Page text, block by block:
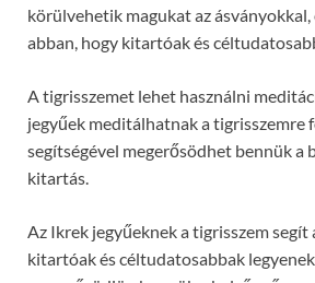
körülvehetik magukat az ásványokkal,
abban, hogy kitartóak és
A tigrisszemet lehet használni
jegyűek meditálhatnak a tigrisszemre
segítségével megerősödhet bennük a
kitartás.
Az Ikrek jegyűeknek a tigrisszem segít
kitartóak és céltudatosabbak